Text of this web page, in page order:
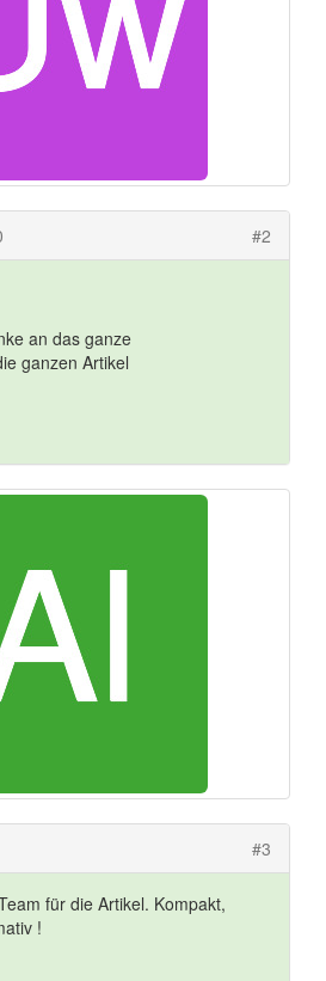
#2
an das ganze
ganzen Artikel
#3
für die Artikel. Kompakt,
!